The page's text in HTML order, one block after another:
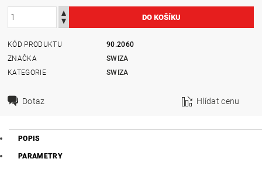
KÓD PRODUKTU
90.2060
ZNAČKA
SWIZA
KATEGORIE
SWIZA
Dotaz Hlídat cenu
POPIS
PARAMETRY